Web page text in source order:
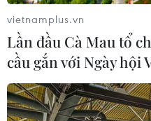
vietnamplus.vn
Lần đầu Cà Mau tổ
cầu gắn với Ngày hội